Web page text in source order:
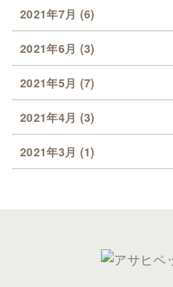
2021年7月 (6)
2021年6月 (3)
2021年5月 (7)
2021年4月 (3)
2021年3月 (1)